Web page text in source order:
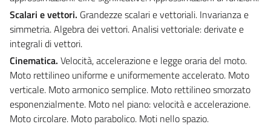
Scalari e vettori. Grandezze scalari e vettoriali. Invarianza e
simmetria. Algebra dei vettori. Analisi vettoriale: derivate e
integrali di vettori.
Cinematica. Velocità, accelerazione e legge oraria del moto.
Moto rettilineo uniforme e uniformemente accelerato. Moto
verticale. Moto armonico semplice. Moto rettilineo smorzato
esponenzialmente. Moto nel piano: velocità e accelerazione.
Moto circolare. Moto parabolico. Moti nello spazio.